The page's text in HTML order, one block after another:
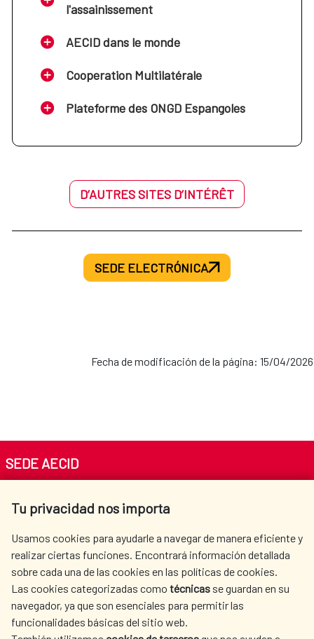
l'assainissement
AECID dans le monde
Cooperation Multilatérale
Plateforme des ONGD Espangoles
D’AUTRES SITES D’INTÉRÊT
SEDE ELECTRÓNICA
Fecha de modificación de la página: 15/04/2026
Tu privacidad nos importa
Usamos cookies para ayudarle a navegar de manera eficiente y
realizar ciertas funciones. Encontrará información detallada
sobre cada una de las cookies en las políticas de cookies.
Las cookies categorizadas como técnicas se guardan en su
navegador, ya que son esenciales para permitir las
funcionalidades básicas del sitio web.
SEDE AECID
Tel. +34 900 20 30 54​​​​​​​
AECID
OÙ NOUS COOPÉRONS
L'ACTION HUMANITAIRE
ESPAGNOLE
SALLE DE PRESSE